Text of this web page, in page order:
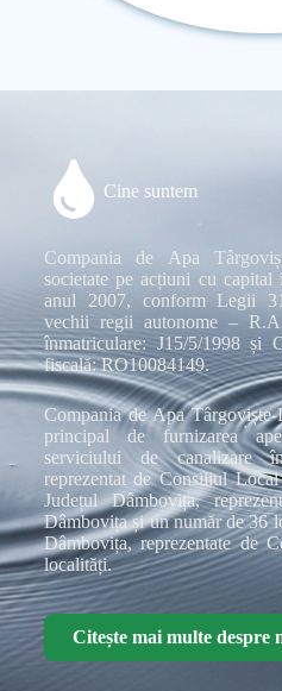
Cine suntem
Compania de Apa
societate pe acțiuni cu
anul 2007, conform Legii
vechii regii autonome –
înmatriculare: J15/5/1998 și
fiscală: RO10084149.
Compania de Apa
principal de furnizarea
serviciului de canalizare
reprezentat de Consiliul
Județul Dâmbovița,
Dâmbovița și un număr de 36
Dâmbovița, reprezentate de
localități.
Citește mai multe despre